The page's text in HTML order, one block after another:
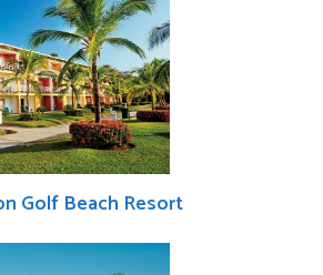
Golf Beach Resort